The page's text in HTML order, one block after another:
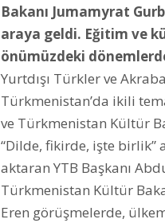
Bakanı Jumamyrat
araya geldi. Eğitim ve
önümüzdeki
Yurtdışı Türkler ve
Türkmenistan’da ikili
ve Türkmenistan Kültür
“Dilde, fikirde, işte birlik”
aktaran YTB Başkanı
Türkmenistan Kültür
Eren görüşmelerde,